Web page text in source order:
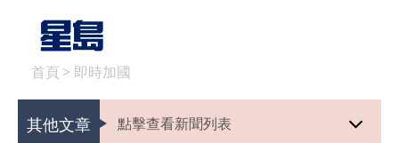
首頁 > 即時加國
其他文章 點擊查看新聞列表